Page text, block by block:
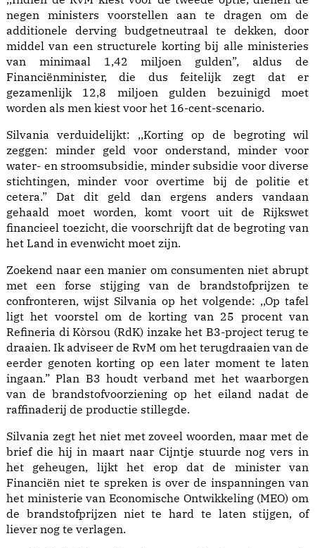
negen ministers voorstellen aan te dragen om de
additionele derving budgetneutraal te dekken, door
middel van een structurele korting bij alle ministeries
van minimaal 1,42 miljoen gulden”, aldus de
Financiënminister, die dus feitelijk zegt dat er
gezamenlijk 12,8 miljoen gulden bezuinigd moet
worden als men kiest voor het 16-cent-scenario.
Silvania verduidelijkt: ,,Korting op de begroting wil
zeggen: minder geld voor onderstand, minder voor
water- en stroomsubsidie, minder subsidie voor diverse
stichtingen, minder voor overtime bij de politie et
cetera.” Dat dit geld dan ergens anders vandaan
gehaald moet worden, komt voort uit de Rijkswet
financieel toezicht, die voorschrijft dat de begroting van
het Land in evenwicht moet zijn.
Zoekend naar een manier om consumenten niet abrupt
met een forse stijging van de brandstofprijzen te
confronteren, wijst Silvania op het volgende: ,,Op tafel
ligt het voorstel om de korting van 25 procent van
Refineria di Kòrsou (RdK) inzake het B3-project terug te
draaien. Ik adviseer de RvM om het terugdraaien van de
eerder genoten korting op een later moment te laten
ingaan.” Plan B3 houdt verband met het waarborgen
van de brandstofvoorziening op het eiland nadat de
raffinaderij de productie stillegde.
Silvania zegt het niet met zoveel woorden, maar met de
brief die hij in maart naar Cijntje stuurde nog vers in
het geheugen, lijkt het erop dat de minister van
Financiën niet te spreken is over de inspanningen van
het ministerie van Economische Ontwikkeling (MEO) om
de brandstofprijzen niet te hard te laten stijgen, of
liever nog te verlagen.